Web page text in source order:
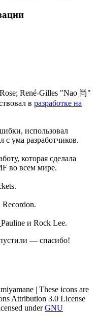
René-Gilles "Nao 尚"
в разработке на
использовал
с ума разработчиков.
которая сделала
во всем мире.
и Rock Lee.
— спасибо!
| These icons are
Attribution 3.0 License
underGNU